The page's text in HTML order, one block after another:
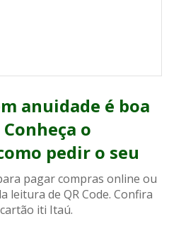
anuidade é boa
o
pedir o seu
pagar compras online ou
leitura de QR Code. Confira
iti Itaú.